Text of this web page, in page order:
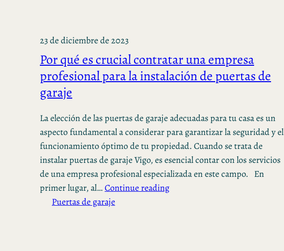
23 de diciembre de 2023
Por qué es crucial contratar una empresa
profesional para la instalación de puertas de
garaje
La elección de las puertas de garaje adecuadas para tu casa es un
aspecto fundamental a considerar para garantizar la seguridad y el
funcionamiento óptimo de tu propiedad. Cuando se trata de
instalar puertas de garaje Vigo, es esencial contar con los servicios
de una empresa profesional especializada en este campo. En
primer lugar, al…Continue reading
Puertas de garaje